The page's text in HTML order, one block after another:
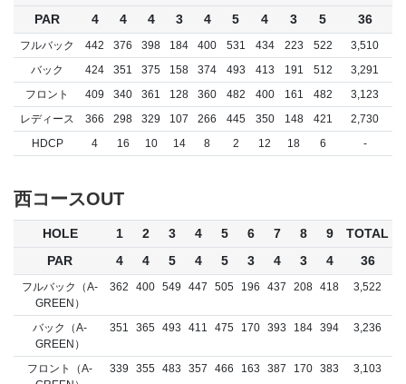
PAR
4 4 4 3 4 5 4 3 5 36
フルバック 442 376 398 184 400 531 434 223 522
3,510
バック
424 351 375 158 374 493 413 191 512
3,291
フロント
409 340 361 128 360 482 400 161 482
3,123
レディース
366 298 329 107 266 445 350 148 421
2,730
HDCP
4 16 10 14 8 2 12 18 6 -
西コースOUT
HOLE 1 2 3 4 5 6 7 8 9
TOTAL
PAR
4 4 5 4 5 3 4 3 4 36
フルバック（A-
GREEN）
362 400 549 447 505 196 437 208 418 3,522
バック（A-
GREEN）
351 365 493 411 475 170 393 184 394 3,236
フロント（A-
339 355 483 357 466 163 387 170 383 3,103